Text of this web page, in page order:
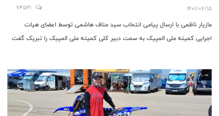
1401/06/15
74541
مازیار ناظمی با ارسال پیامی انتخاب سید مناف هاشمی توسط اعضای هیات
اجرایی کمیته ملی المپیک به سمت دبير كلی كميته ملی المپیک را تبریک گفت